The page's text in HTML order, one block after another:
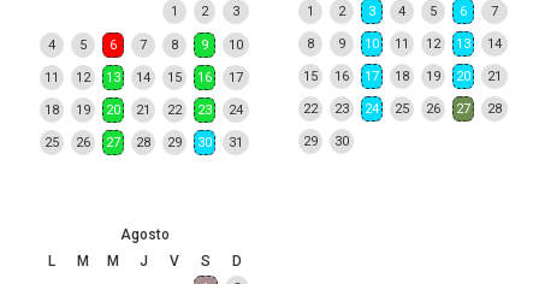
1 2 3
4 5 6 7 8 9 10
11 12 13 14 15 16 17
18 19 20 21 22 23 24
25 26 27 28 29 30 31
1 2 3 4 5 6 7
8 9 10 11 12 13 14
15 16 17 18 19 20 21
22 23 24 25 26 27 28
29 30
Agosto
L
M M J V S D